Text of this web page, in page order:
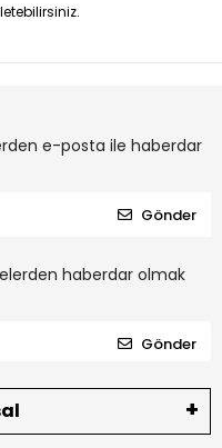
e-posta ile haberdar
Gönder
haberdar olmak
Gönder